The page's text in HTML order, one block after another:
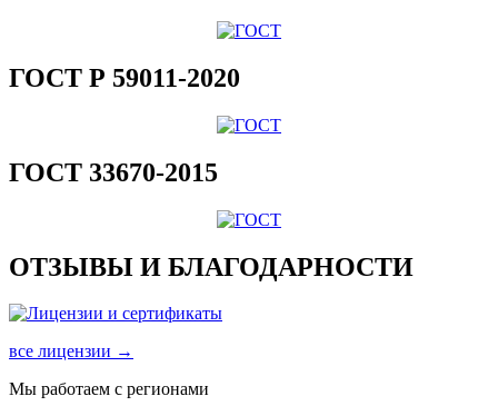
ГОСТ Р 59011-2020
ГОСТ 33670-2015
ОТЗЫВЫ И БЛАГОДАРНОСТИ
все лицензии →
Мы работаем с регионами